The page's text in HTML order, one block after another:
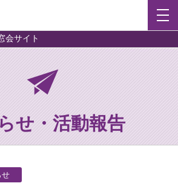
会サイト
せ・活動報告
せ